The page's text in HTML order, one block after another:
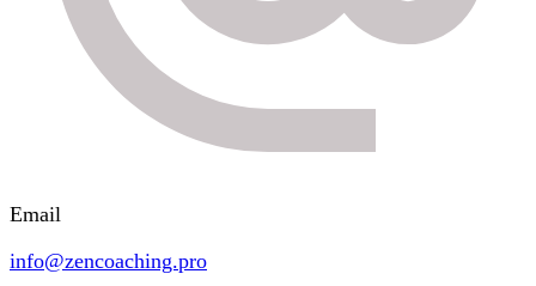
Email
info@zencoaching.pro